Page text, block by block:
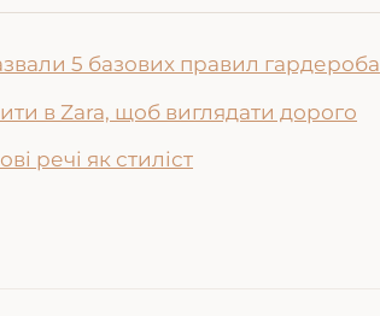
5 базових правил гардероба
в Zara, щоб виглядати дорого
речі як стиліст